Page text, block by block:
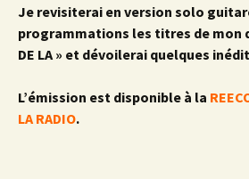
Je revisiterai en version solo
programmations les titres de mon
DE LA » et dévoilerai quelques
L’émission est disponible à la
LA RADIO.